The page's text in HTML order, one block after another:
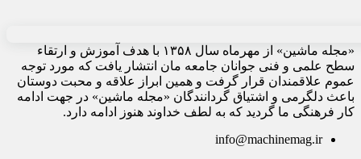
«مجله ماشین» از مهرماه سال ۱۳۵۸ با هدف آموزش و ارتقاء
سطح علمی و فنی جوانان جامعه مان انتشار یافت که مورد توجه
عموم علاقمندان قرار گرفت و همین ابراز علاقه و محبت دوستان
باعث دلگرمی و اشتیاق گردانندگان «مجله ماشین» در جهت ادامه
کار فرهنگی ما گردید که به لطف خداوند هنوز ادامه دارد.
info@machinemag.ir